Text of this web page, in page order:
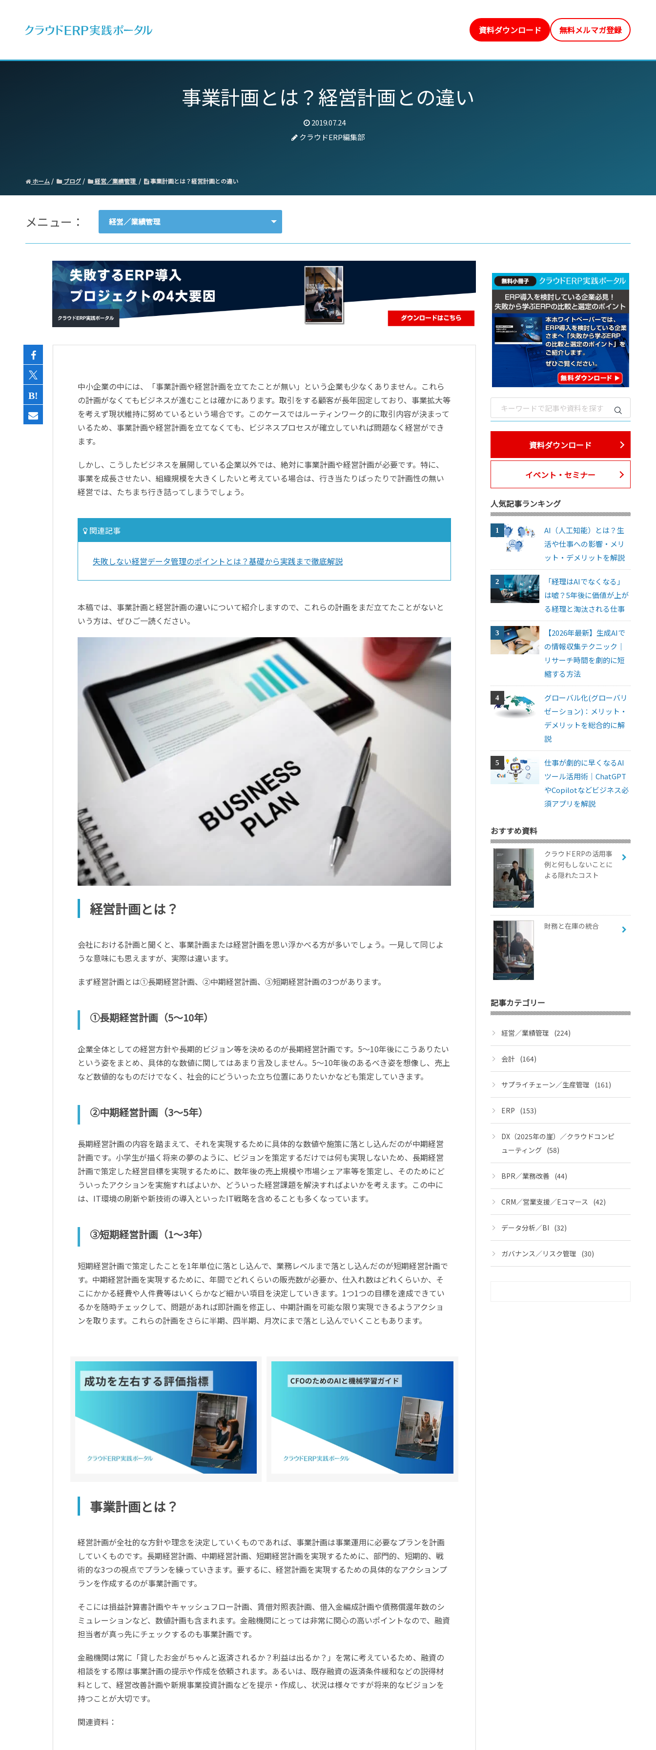
資料ダウンロード 無料メルマガ登録
事業計画とは？経営計画との違い
2019.07.24
クラウドERP編集部
ホーム ブログ 経営／業績管理 事業計画とは？経営計画との違い
メニュー： 経営／業績管理
会計
経営／業績管理
サプライチェーン／生産管理
CRM／営業支援／Eコマース
データ分析／BI
中小企業の中には、「事業計画や経営計画を立てたことが無い」という企業も少なくありません。これら
の計画がなくてもビジネスが進むことは確かにあります。取引をする顧客が長年固定しており、事業拡大等
を考えず現状維持に努めているという場合です。このケースではルーティンワーク的に取引内容が決まって
いるため、事業計画や経営計画を立てなくても、ビジネスプロセスが確立していれば問題なく経営ができ
ます。
しかし、こうしたビジネスを展開している企業以外では、絶対に事業計画や経営計画が必要です。特に、
事業を成長させたい、組織規模を大きくしたいと考えている場合は、行き当たりばったりで計画性の無い
経営では、たちまち行き詰ってしまうでしょう。
関連記事
失敗しない経営データ管理のポイントとは？基礎から実践まで徹底解説
本稿では、事業計画と経営計画の違いについて紹介しますので、これらの計画をまだ立てたことがないと
いう方は、ぜひご一読ください。
経営計画とは？
会社における計画と聞くと、事業計画または経営計画を思い浮かべる方が多いでしょう。一見して同じよ
うな意味にも思えますが、実際は違います。
まず経営計画とは①長期経営計画、②中期経営計画、③短期経営計画の3つがあります。
①長期経営計画（5～10年）
企業全体としての経営方針や長期的ビジョン等を決めるのが長期経営計画です。5～10年後にこうありたい
という姿をまとめ、具体的な数値に関してはあまり言及しません。5～10年後のあるべき姿を想像し、売上
など数値的なものだけでなく、社会的にどういった立ち位置にありたいかなども策定していきます。
②中期経営計画（3～5年）
長期経営計画の内容を踏まえて、それを実現するために具体的な数値や施策に落とし込んだのが中期経営
計画です。小学生が描く将来の夢のように、ビジョンを策定するだけでは何も実現しないため、長期経営
計画で策定した経営目標を実現するために、数年後の売上規模や市場シェア率等を策定し、そのためにど
ういったアクションを実施すればよいか、どういった経営課題を解決すればよいかを考えます。この中に
は、IT環境の刷新や新技術の導入といったIT戦略を含めることも多くなっています。
③短期経営計画（1～3年）
短期経営計画で策定したことを1年単位に落とし込んで、業務レベルまで落とし込んだのが短期経営計画で
す。中期経営計画を実現するために、年間でどれくらいの販売数が必要か、仕入れ数はどれくらいか、そ
こにかかる経費や人件費等はいくらかなど細かい項目を決定していきます。1つ1つの目標を達成できてい
るかを随時チェックして、問題があれば即計画を修正し、中期計画を可能な限り実現できるようアクショ
ンを取ります。これらの計画をさらに半期、四半期、月次にまで落とし込んでいくこともあります。
事業計画とは？
経営計画が全社的な方針や理念を決定していくものであれば、事業計画は事業運用に必要なプランを計画
していくものです。長期経営計画、中期経営計画、短期経営計画を実現するために、部門的、短期的、戦
術的な3つの視点でプランを練っていきます。要するに、経営計画を実現するための具体的なアクションプ
ランを作成するのが事業計画です。
そこには損益計算書計画やキャッシュフロー計画、賃借対照表計画、借入金編成計画や債務償還年数のシ
ミュレーションなど、数値計画も含まれます。金融機関にとっては非常に関心の高いポイントなので、融資
担当者が真っ先にチェックするのも事業計画です。
金融機関は常に「貸したお金がちゃんと返済されるか？利益は出るか？」を常に考えているため、融資の
相談をする際は事業計画の提示や作成を依頼されます。あるいは、既存融資の返済条件緩和などの説得材
料として、経営改善計画や新規事業投資計画などを提示・作成し、状況は様々ですが将来的なビジョンを
持つことが大切です。
関連資料：
資料ダウンロード
イベント・セミナー
人気記事ランキング
AI（人工知能）とは？生
活や仕事への影響・メリ
ット・デメリットを解説
「経理はAIでなくなる」
は嘘？5年後に価値が上が
る経理と淘汰される仕事
【2026年最新】生成AIで
の情報収集テクニック｜
リサーチ時間を劇的に短
縮する方法
グローバル化(グローバリ
ゼーション)：メリット・
デメリットを総合的に解
説
仕事が劇的に早くなるAI
ツール活用術｜ChatGPT
やCopilotなどビジネス必
須アプリを解説
おすすめ資料
クラウドERPの活用事
例と何もしないことに
よる隠れたコスト
財務と在庫の統合
記事カテゴリー
経営／業績管理 (224)
会計 (164)
サプライチェーン／生産管理 (161)
ERP (153)
DX（2025年の崖）／クラウドコンピ
ューティング (58)
BPR／業務改善 (44)
CRM／営業支援／Eコマース (42)
データ分析／BI (32)
ガバナンス／リスク管理 (30)